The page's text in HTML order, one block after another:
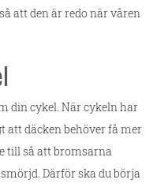
så att den är redo när våren
din cykel. När cykeln har
att däcken behöver få mer
till så att bromsarna
Därför ska du börja